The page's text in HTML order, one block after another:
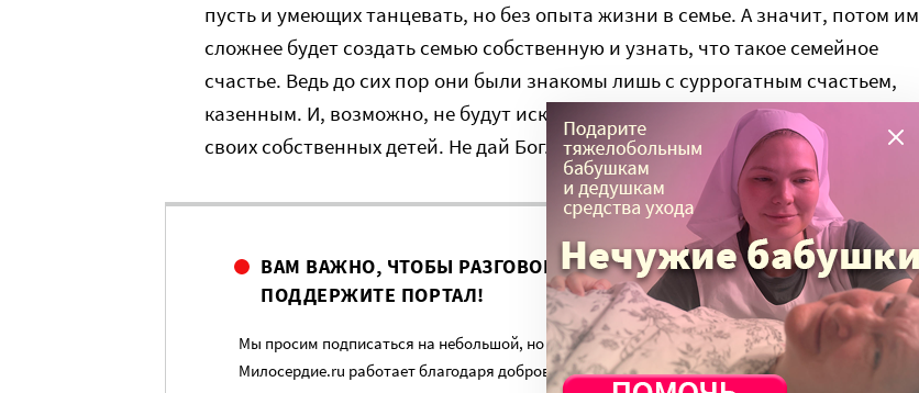
пусть и умеющих танцевать, но без опыта жизни в семье. А значит, потом им
сложнее будет создать семью собственную и узнать, что такое семейное
счастье. Ведь до сих пор они были знакомы лишь с суррогатным счастьем,
казенным. И, возможно, не будут исключать возможности такового и для
своих собственных детей. Не дай Бог.
ВАМ ВАЖНО, ЧТОБЫ РАЗГОВОР НА ЭТУ ТЕМУ ПРОДОЛЖИЛСЯ?
ПОДДЕРЖИТЕ ПОРТАЛ!
Мы просим подписаться на небольшой, но регулярный платеж в пользу нашего сайта.
Милосердие.ru работает благодаря добровольным пожертвованиям наших читателей. На